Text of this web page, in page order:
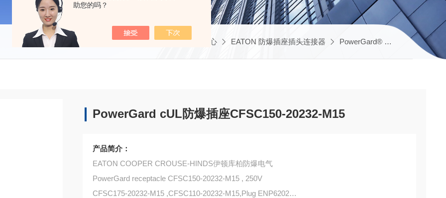
助您的吗？
当前位置：首页 产品中心 EATON 防爆插座插头连接器 PowerGard® cUL防爆插座
PowerGard cUL防爆插座CFSC150-20232-M15
产品简介：
EATON COOPER CROUSE-HINDS伊顿库柏防爆电气
PowerGard receptacle CFSC150-20232-M15 , 250V
CFSC175-20232-M15 ,CFSC110-20232-M15,Plug ENP6202